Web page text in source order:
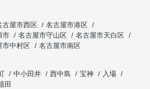
古屋市西区
名古屋市港区
市 名古屋市守山区
名古屋市天白区
市中村区
名古屋市南区
中小田井 西中島 宝神
入場
田